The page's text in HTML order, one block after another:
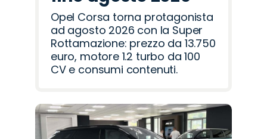
Opel Corsa torna protagonista
ad agosto 2026 con la Super
Rottamazione: prezzo da 13.750
euro, motore 1.2 turbo da 100
CV e consumi contenuti.